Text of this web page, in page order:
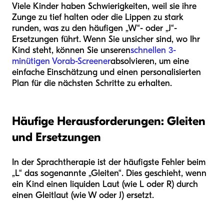
Viele Kinder haben Schwierigkeiten, weil sie ihre
Zunge zu tief halten oder die Lippen zu stark
runden, was zu den häufigen „W“- oder „J“-
Ersetzungen führt. Wenn Sie unsicher sind, wo Ihr
Kind steht, können Sie unserenschnellen 3-
minütigen Vorab-Screenerabsolvieren, um eine
einfache Einschätzung und einen personalisierten
Plan für die nächsten Schritte zu erhalten.
Häufige Herausforderungen: Gleiten
und Ersetzungen
In der Sprachtherapie ist der häufigste Fehler beim
„L“ das sogenannte „Gleiten“. Dies geschieht, wenn
ein Kind einen liquiden Laut (wie L oder R) durch
einen Gleitlaut (wie W oder J) ersetzt.